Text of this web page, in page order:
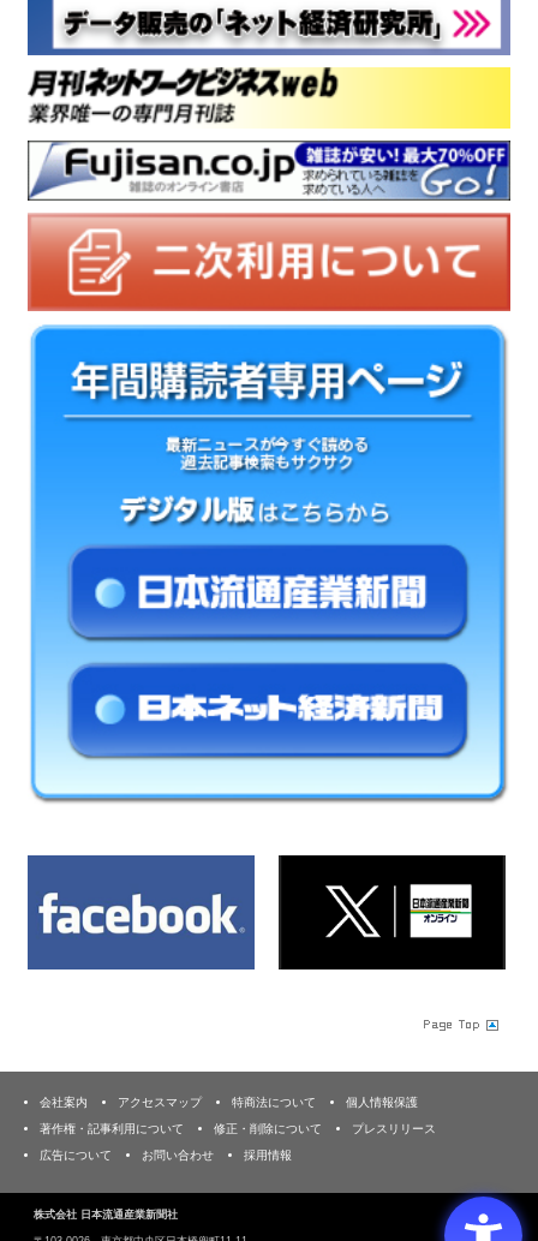
会社案内 アクセスマップ 特商法について
個人情報保護
著作権・記事利用について
修正・削除について
プレスリリース
広告について
お問い合わせ 採用情報
株式会社 日本流通産業新聞社